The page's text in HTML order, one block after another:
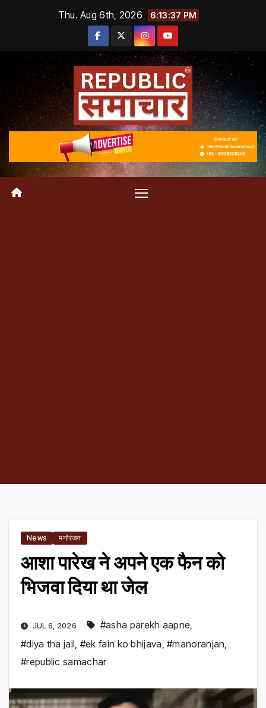
Thu. Aug 6th, 2026 6:13:38 PM
News मनोरंजन
आशा पारेख ने अपने एक फैन को
भिजवा दिया था जेल
JUL 6, 2026 #asha parekh aapne,
#diya tha jail, #ek fain ko bhijava,#manoranjan,
#republic samachar